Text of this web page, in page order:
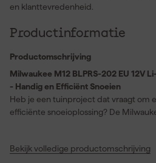
en klanttevredenheid.
Productinformatie
Productomschrijving
Milwaukee M12 BLPRS-202 EU 12V
- Handig en Efficiënt Snoeien
Heb je een tuinproject dat vraagt om
efficiënte snoeioplossing? De
technologie, ideaal voor lange
Bekijk volledige productomschrijving